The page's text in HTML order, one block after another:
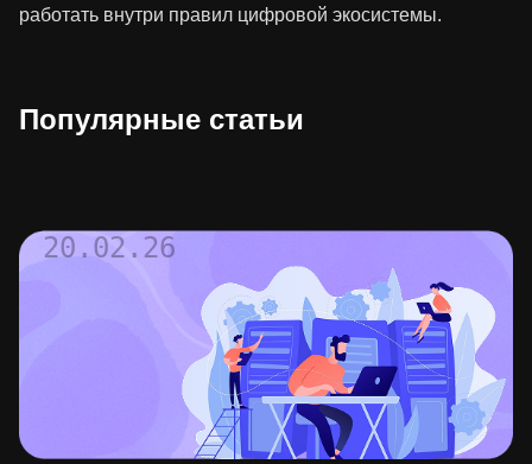
работать внутри правил цифровой экосистемы.
Популярные статьи
20.02.26